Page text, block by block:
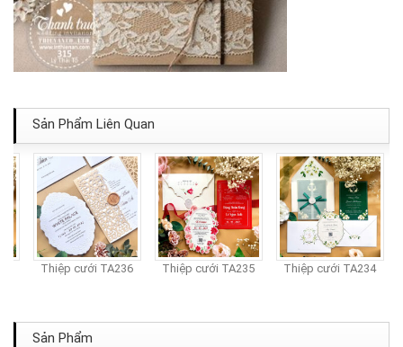
Sản Phẩm Liên Quan
Thiệp cưới TA236 Thiệp cưới TA235 Thiệp cưới TA234
Sản Phẩm